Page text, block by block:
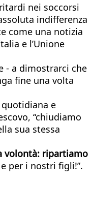
nei soccorsi
indifferenza
come una notizia
e l’Unione
- a dimostrarci che
fine una volta
e
“chiudiamo
sua stessa
volontà: ripartiamo
per i nostri figli!”.